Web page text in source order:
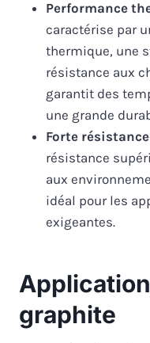
Performance
caractérise par
thermique, une
résistance aux
garantit des
une grande
Forte
résistance
aux
idéal pour les
exigeantes.
graphite